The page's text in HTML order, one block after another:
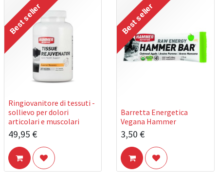
Ringiovanitore di tessuti -
sollievo per dolori
articolari e muscolari
49,95 €
Best seller
Barretta Energetica
Vegana Hammer
3,50 €
Best seller